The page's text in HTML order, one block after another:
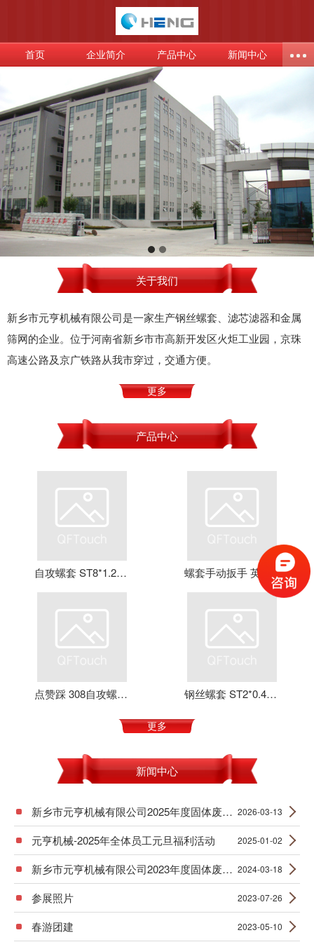
首页 企业简介 产品中心 新闻中心
关于我们
新乡市元亨机械有限公司是一家生产钢丝螺套、滤芯滤器和金属
筛网的企业。位于河南省新乡市市高新开发区火炬工业园，京珠
高速公路及京广铁路从我市穿过，交通方便。
更多
产品中心
自攻螺套 ST8*1.25*16 钢丝螺套 牙套 护套 元亨机械
点赞踩 308自攻螺套 元亨机械 铝合金 不锈钢 可定制 加强螺纹 钢丝螺套 ST2*0.4*4 丝套 钢丝牙套 护套 元亨机械
更多
新闻中心
新乡市元亨机械有限公司2025年度固体废物产生信息公示 2026-03-13
元亨机械-2025年全体员工元旦福利活动 2025-01-02
新乡市元亨机械有限公司2023年度固体废物产生信息公示 2024-03-18
参展照片 2023-07-26
春游团建 2023-05-10